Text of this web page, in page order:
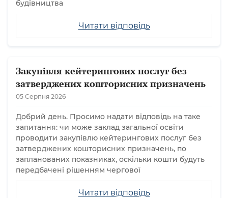
Читати відповідь
будівництва
Закупівля кейтерингових послуг без
затверджених кошторисних призначень
05 Серпня 2026
Читати відповідь
Добрий день. Просимо надати відповідь на таке
запитання: чи може заклад загальної освіти
проводити закупівлю кейтерингових послуг без
затверджених кошторисних призначень, по
запланованих показниках, оскільки кошти будуть
передбачені рішенням чергової